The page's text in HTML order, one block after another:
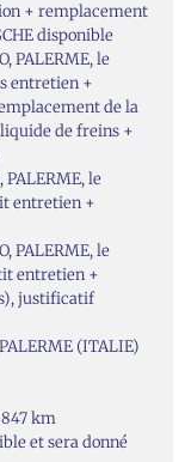
+ remplacement
disponible
PALERME, le
entretien +
de la
de freins +
PALERME, le
entretien +
PALERME, le
entretien +
justificatif
(ITALIE)
km
et sera donné